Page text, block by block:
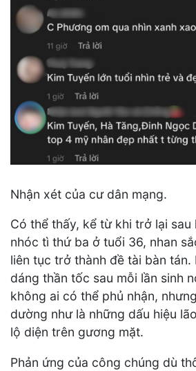
Nhận xét của cư dân mạng.
Có thể thấy, kể từ khi trở lại sau
nhóc tì thứ ba ở tuổi 36, nhan
liên tục trở thành đề tài bàn tán.
dáng thần tốc sau mỗi lần sinh
không ai có thể phủ nhận,
dường như là những dấu hiệu
lộ diện trên gương mặt.
Phản ứng của công chúng dù